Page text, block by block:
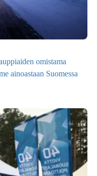
omistama
ainoastaan Suomessa